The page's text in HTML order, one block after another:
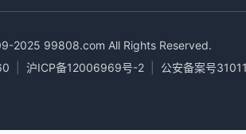
2025 99808.com All Rights Reserved.
沪ICP备12006969号-2
公安备案号